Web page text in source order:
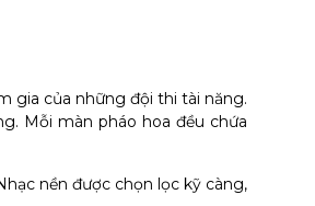
gia của những đội thi tài năng.
Mỗi màn pháo hoa đều chứa
nền được chọn lọc kỹ càng,